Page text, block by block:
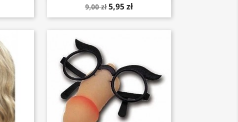
9,00 zł 5,95 zł